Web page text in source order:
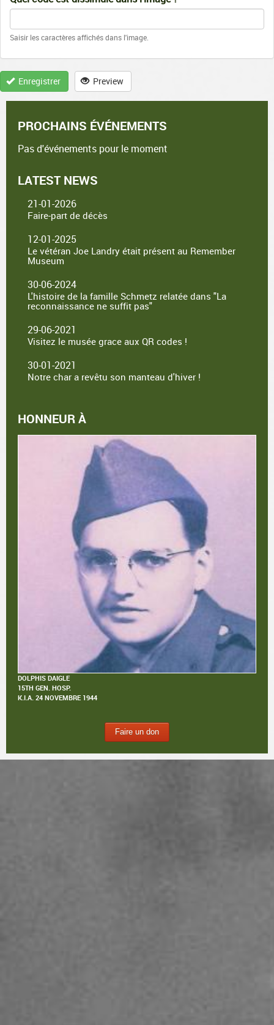
Saisir les caractères affichés dans l'image.
Enregistrer Preview
PROCHAINS ÉVÉNEMENTS
Pas d'événements pour le moment
LATEST NEWS
21-01-2026
Faire-part de décès
12-01-2025
Le vétéran Joe Landry était présent au Remember
Museum
30-06-2024
L'histoire de la famille Schmetz relatée dans "La
reconnaissance ne suffit pas"
29-06-2021
Visitez le musée grace aux QR codes !
30-01-2021
Notre char a revêtu son manteau d'hiver !
HONNEUR À
DOLPHIS DAIGLE
15TH GEN. HOSP.
K.I.A. 24 NOVEMBRE 1944
Faire un don